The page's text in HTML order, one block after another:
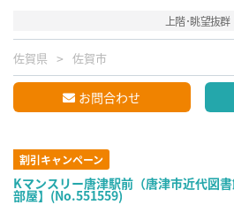
上階･眺望抜群
佐賀県 佐賀市
お問合わせ
割引キャンペーン
Kマンスリー唐津駅前（唐津市近代図
部屋】(No.551559)